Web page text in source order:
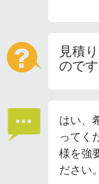
見積
ので
はい、
ってく
様を強
ださい。